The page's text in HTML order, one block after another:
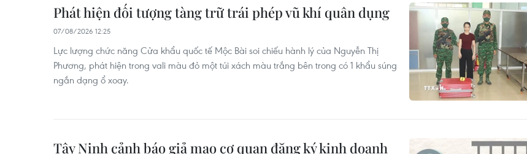
Phát hiện đối tượng tàng trữ trái phép vũ khí quân dụng
07/08/2026 12:25
Lực lượng chức năng Cửa khẩu quốc tế Mộc Bài soi chiếu hành lý của Nguyễn Thị
Phương, phát hiện trong vali màu đỏ một túi xách màu trắng bên trong có 1 khẩu súng
ngắn dạng ổ xoay.
Tây Ninh cảnh báo giả mạo cơ quan đăng ký kinh doanh